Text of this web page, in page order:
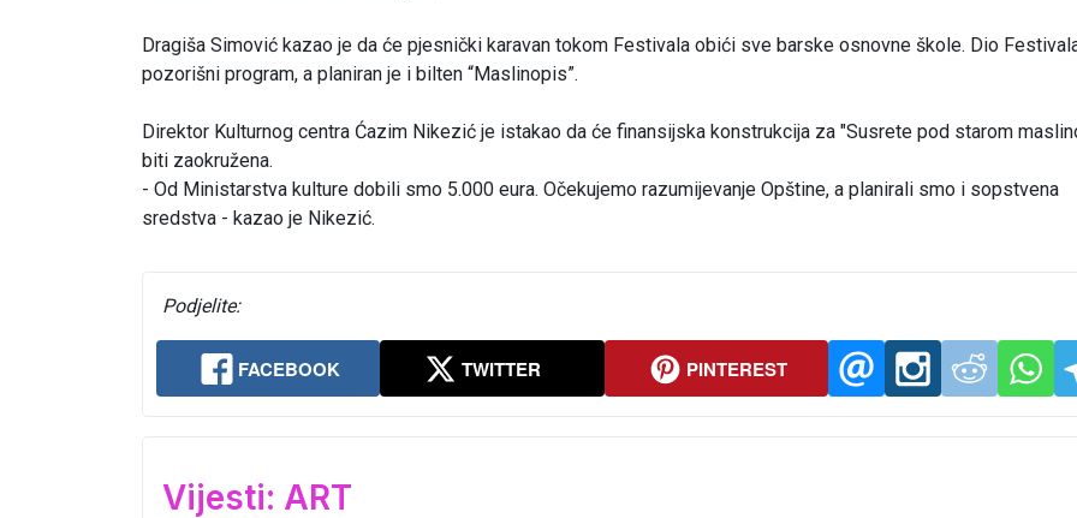
Dragiša Simović kazao je da će pjesnički karavan tokom Festivala obići sve barske osnovne škole. Dio
pozorišni program, a planiran je i bilten “Maslinopis”.
Direktor Kulturnog centra Ćazim Nikezić je istakao da će finansijska konstrukcija za "Susrete pod starom
biti zaokružena.
- Od Ministarstva kulture dobili smo 5.000 eura. Očekujemo razumijevanje Opštine, a planirali smo i sopstvena
sredstva - kazao je Nikezić.
Podjelite:
FACEBOOK TWITTER PINTEREST
Vijesti: ART